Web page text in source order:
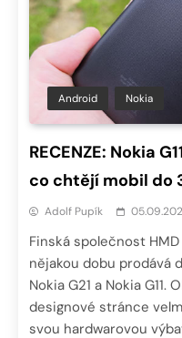
Android Nokia
RECENZE: Nokia
co chtějí mobil do
Adolf Pupík
Finská společnost
nějakou dobu prodává
Nokia G21 a Nokia G11.
designové stránce
svou hardwarovou